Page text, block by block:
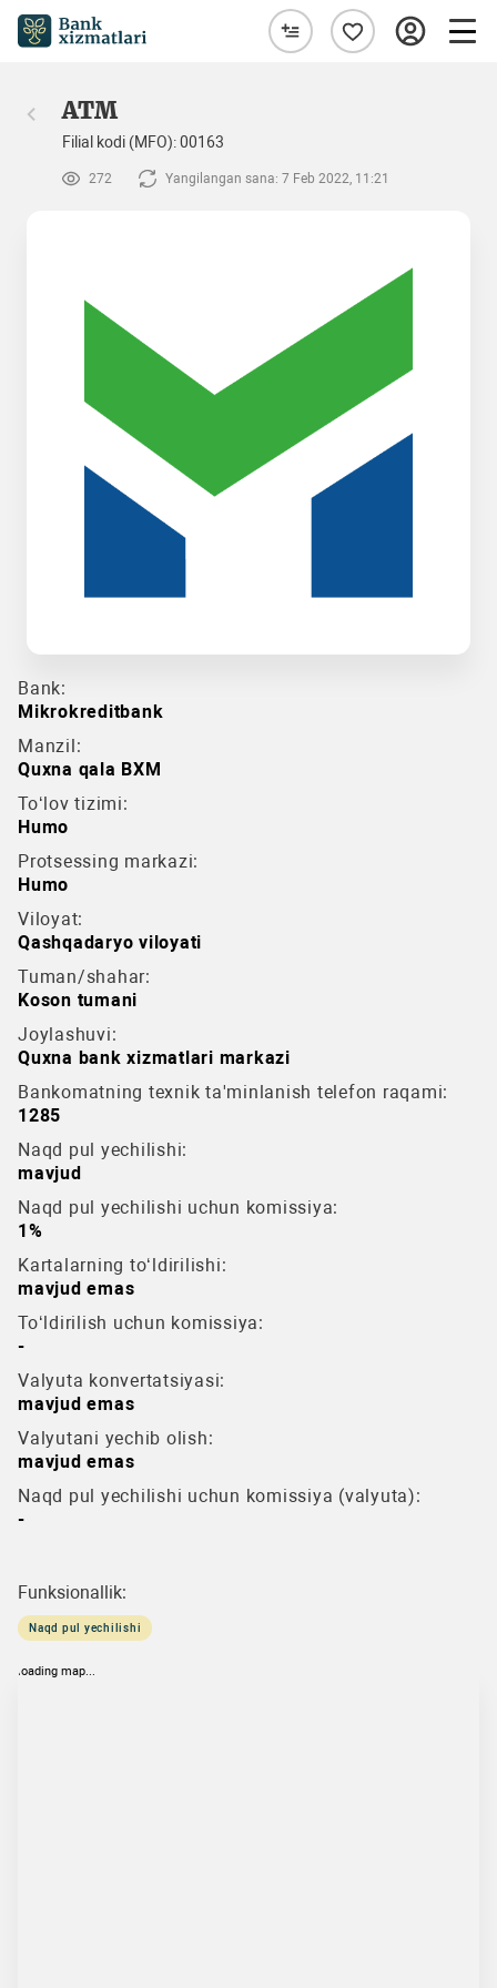
ATM
Filial kodi (MFO): 00163
272 Yangilangan sana: 7 Feb 2022, 11:21
Bank:
Mikrokreditbank
Manzil:
Quxna qala BXM
To‘lov tizimi:
Humo
Protsessing markazi:
Humo
Viloyat:
Qashqadaryo viloyati
Tuman/shahar:
Koson tumani
Joylashuvi:
Quxna bank xizmatlari markazi
Bankomatning texnik ta'minlanish telefon raqami:
1285
Naqd pul yechilishi:
mavjud
Naqd pul yechilishi uchun komissiya:
1%
Kartalarning to‘ldirilishi:
mavjud emas
To‘ldirilish uchun komissiya:
-
Valyuta konvertatsiyasi:
mavjud emas
Valyutani yechib olish:
mavjud emas
Naqd pul yechilishi uchun komissiya (valyuta):
-
Funksionallik:
Naqd pul yechilishi
loading map...